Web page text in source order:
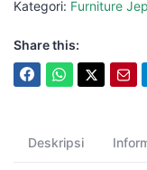
Kategori: Furniture
Share this:
Deskripsi